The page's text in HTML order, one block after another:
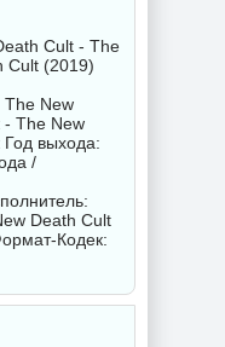
Cult - The
Cult (2019)
The New
- The New
Год выхода:
/
Death Cult
Кодек: